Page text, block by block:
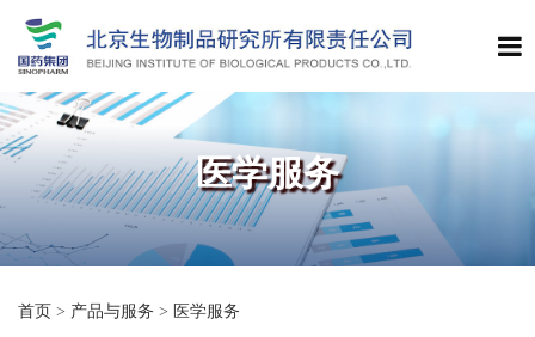
医学服务
首页 > 产品与服务 > 医学服务